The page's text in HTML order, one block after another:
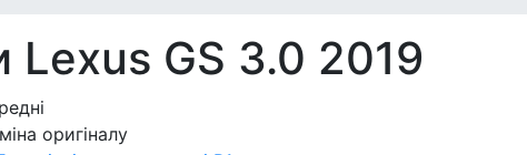
Lexus GS 3.0 2019
оригіналу